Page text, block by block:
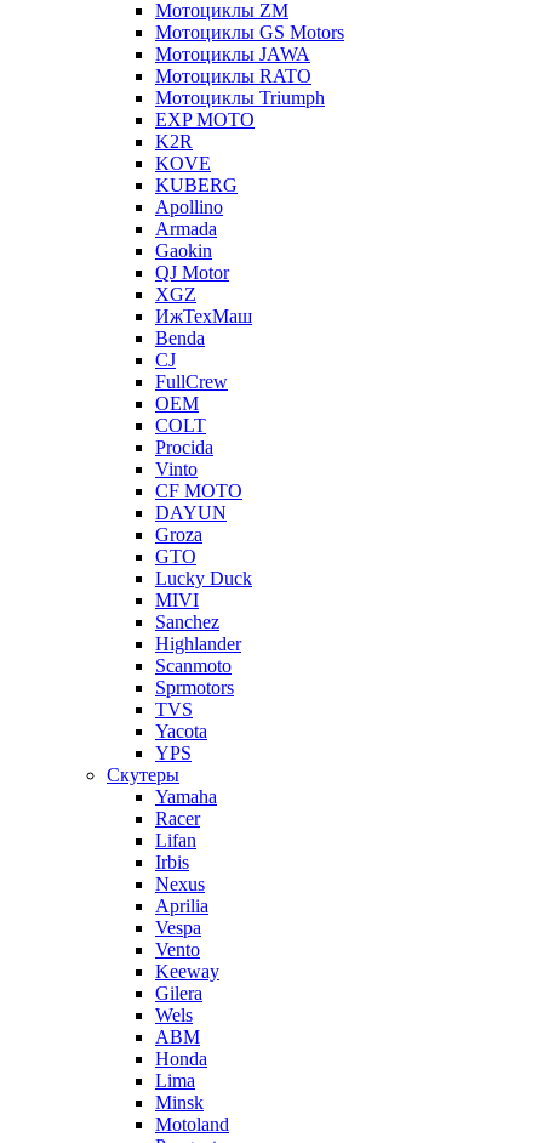
Мотоциклы ZM
Мотоциклы GS Motors
Мотоциклы JAWA
Мотоциклы RATO
Мотоциклы Triumph
EXP MOTO
K2R
KOVE
KUBERG
Apollino
Armada
Gaokin
QJ Motor
XGZ
ИжТехМаш
Benda
CJ
FullCrew
OEM
COLT
Procida
Vinto
CF MOTO
DAYUN
Groza
GTO
Lucky Duck
MIVI
Sanchez
Highlander
Scanmoto
Sprmotors
TVS
Yacota
YPS
Скутеры
Yamaha
Racer
Lifan
Irbis
Nexus
Aprilia
Vespa
Vento
Keeway
Gilera
Wels
ABM
Honda
Lima
Minsk
Motoland